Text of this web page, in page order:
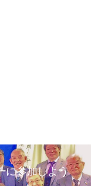
に参加しよう